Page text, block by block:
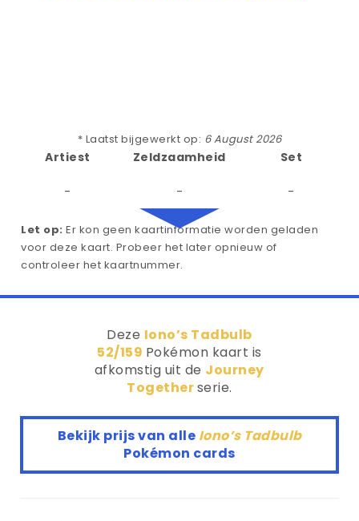
* Laatst bijgewerkt op: 6 August 2026
Artiest
-
Zeldzaamheid
-
Set
-
Let op: Er kon geen kaartinformatie worden geladen
voor deze kaart. Probeer het later opnieuw of
controleer het kaartnummer.
Deze Iono’s Tadbulb
52/159 Pokémon kaart is
afkomstig uit de Journey
Togetherserie.
Bekijk prijs van alle Iono’s Tadbulb
Pokémon cards